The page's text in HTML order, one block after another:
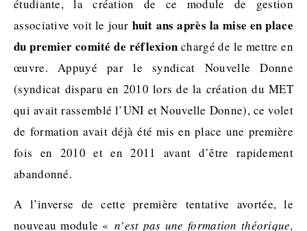
étudiante, la création de ce module de gestion
associative voit le jour huit ans après la mise en place
du premier comité de réflexion chargé de le mettre en
œuvre. Appuyé par le syndicat Nouvelle Donne
(syndicat disparu en 2010 lors de la création du MET
qui avait rassemblé l’UNI et Nouvelle Donne), ce volet
de formation avait déjà été mis en place une première
fois en 2010 et en 2011 avant d’être rapidement
abandonné.
A l’inverse de cette première tentative avortée, le
nouveau module « n’est pas une formation théorique,